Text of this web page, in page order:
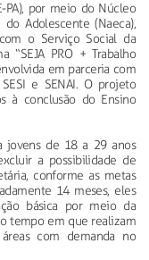
PA), por meio do Núcleo
Adolescente (Naeca),
o Serviço Social da
“SEJA PRO + Trabalho
em parceria com
e SENAI. O projeto
à conclusão do Ensino
jovens de 18 a 29 anos
a possibilidade de
conforme as metas
14 meses, eles
básica por meio da
tempo em que realizam
com demanda no